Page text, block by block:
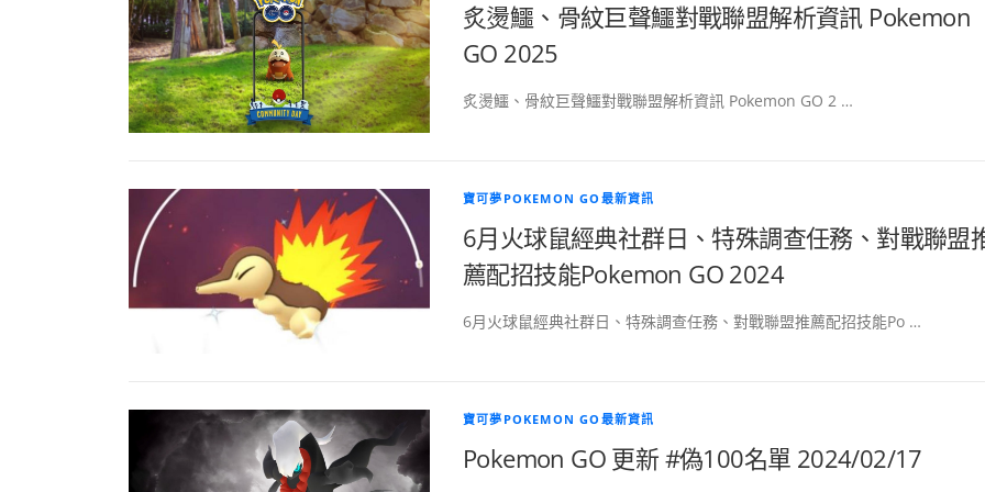
炙燙鱷、骨紋巨聲鱷對戰聯盟解析資訊 Pokemon
GO 2025
炙燙鱷、骨紋巨聲鱷對戰聯盟解析資訊 Pokemon GO 2 …
寶可夢POKEMON GO最新資訊
6月火球鼠經典社群日、特殊調查任務、對戰聯盟
薦配招技能Pokemon GO 2024
6月火球鼠經典社群日、特殊調查任務、對戰聯盟推薦配招技能Po …
寶可夢POKEMON GO最新資訊
Pokemon GO 更新 #偽100名單 2024/02/17